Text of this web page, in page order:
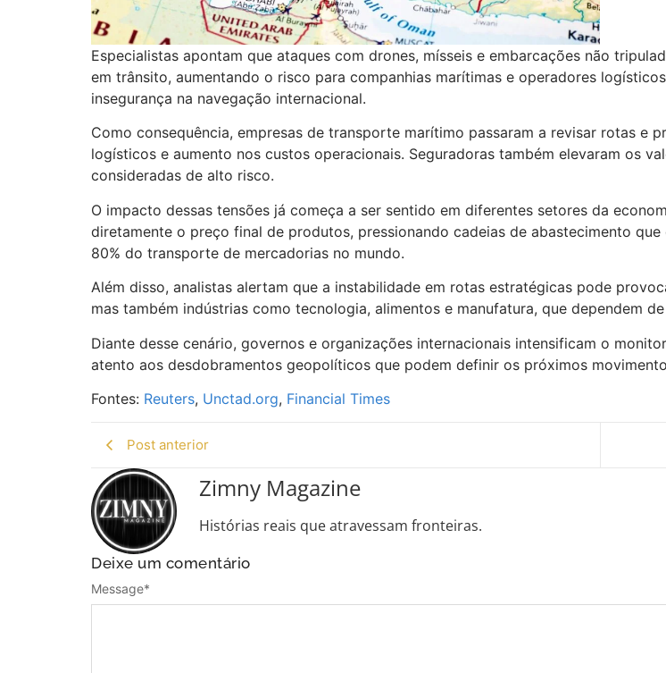
Especialistas apontam que ataques com drones, mísseis e embarcações não
em trânsito, aumentando o risco para companhias marítimas e operadores
insegurança na navegação internacional.
Como consequência, empresas de transporte marítimo passaram a revisar rotas e
logísticos e aumento nos custos operacionais. Seguradoras também elevaram os
consideradas de alto risco.
O impacto dessas tensões já começa a ser sentido em diferentes setores da
diretamente o preço final de produtos, pressionando cadeias de abastecimento
80% do transporte de mercadorias no mundo.
Além disso, analistas alertam que a instabilidade em rotas estratégicas pode
mas também indústrias como tecnologia, alimentos e manufatura, que dependem
Diante desse cenário, governos e organizações internacionais intensificam o
atento aos desdobramentos geopolíticos que podem definir os próximos
Fontes: Reuters, Unctad.org, Financial Times
Post anterior
Zimny Magazine
Histórias reais que atravessam fronteiras.
Deixe um comentário
Message*